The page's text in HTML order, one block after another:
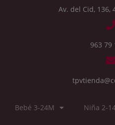
Av. del Cid, 136,
963 79
Bebé 3-24M Niña 2-